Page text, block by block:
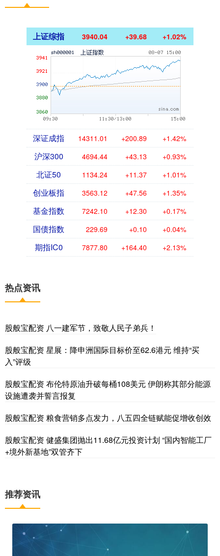
上证综指 3940.04 +39.68 +1.02%
深证成指 14311.01 +200.89 +1.42%
沪深300 4694.44 +43.13 +0.93%
北证50 1134.24 +11.37 +1.01%
创业板指 3563.12 +47.56 +1.35%
基金指数 7242.10 +12.30 +0.17%
国债指数 229.69 +0.10 +0.04%
期指IC0 7877.80 +164.40 +2.13%
热点资讯
股般宝配资 八一建军节，致敬人民子弟兵！
股般宝配资 星展：降申洲国际目标价至62.6港元 维持“买
入”评级
股般宝配资 布伦特原油升破每桶108美元 伊朗称其部分能源
设施遭袭并誓言报复
股般宝配资 粮食营销多点发力，八五四全链赋能促增收创效
股般宝配资 健盛集团抛出11.68亿元投资计划 “国内智能工厂
+境外新基地”双管齐下
推荐资讯